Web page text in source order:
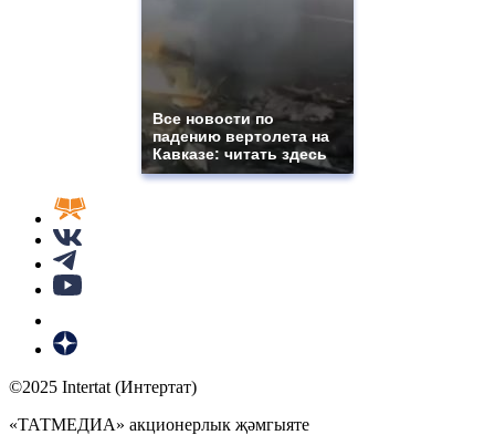
Все новости по
падению вертолета на
Кавказе: читать здесь
©2025 Intertat (Интертат)
«ТАТМЕДИА» акционерлык җәмгыяте